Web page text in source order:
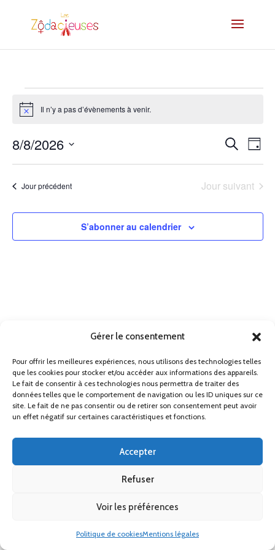
Gérer le consentement
Pour offrir les meilleures expériences, nous utilisons des technologies telles
que les cookies pour stocker et/ou accéder aux informations des appareils.
Le fait de consentir à ces technologies nous permettra de traiter des
données telles que le comportement de navigation ou les ID uniques sur ce
site. Le fait de ne pas consentir ou de retirer son consentement peut avoir
un effet négatif sur certaines caractéristiques et fonctions.
Accepter
Refuser
Voir les préférences
Politique de cookiesMentions légales
Évènements
for
août
8,
2026
Notice Il n’y a pas d’évènements à venir.
et
de
Recherche
de
Jour
8/8/2026
date.Jour précédent Jour suivant
S’abonner au calendrier
Les Zôdacieuses 2025 - Design Sarah Lechevalier /
Photos Michaël Delatte / Affiche Arturo Bernard